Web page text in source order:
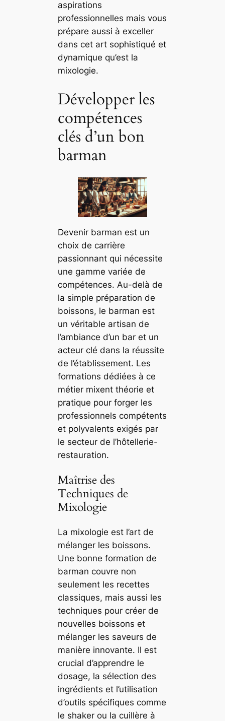
aspirations
professionnelles mais vous
prépare aussi à exceller
dans cet art sophistiqué et
dynamique qu’est la
mixologie.
Développer les
compétences
clés d’un bon
barman
Devenir barman est un
choix de carrière
passionnant qui nécessite
une gamme variée de
compétences. Au-delà de
la simple préparation de
boissons, le barman est
un véritable artisan de
l’ambiance d’un bar et un
acteur clé dans la réussite
de l’établissement. Les
formations dédiées à ce
métier mixent théorie et
pratique pour forger les
professionnels compétents
et polyvalents exigés par
le secteur de l’hôtellerie-
restauration.
Maîtrise des
Techniques de
Mixologie
La mixologie est l’art de
mélanger les boissons.
Une bonne formation de
barman couvre non
seulement les recettes
classiques, mais aussi les
techniques pour créer de
nouvelles boissons et
mélanger les saveurs de
manière innovante. Il est
crucial d’apprendre le
dosage, la sélection des
ingrédients et l’utilisation
d’outils spécifiques comme
le shaker ou la cuillère à